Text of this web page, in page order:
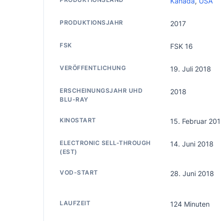
PRODUKTIONSJAHR 2017
FSK FSK 16
VERÖFFENTLICHUNG 19. Juli 2018
ERSCHEINUNGSJAHR UHD
BLU-RAY
2018
KINOSTART 15. Februar
ELECTRONIC SELL-THROUGH
(EST)
14. Juni 2018
VOD-START 28. Juni 2018
LAUFZEIT 124 Minuten